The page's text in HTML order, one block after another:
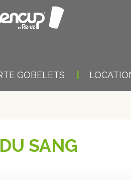
GOBELETS
SANG